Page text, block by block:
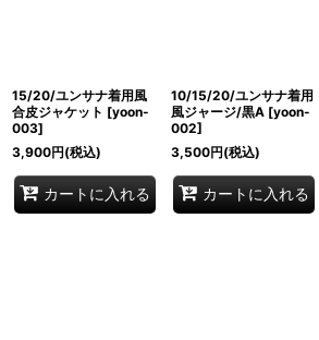
15/20/ユンサナ着用風
合皮ジャケット [yoon-
003]
3,900円(税込)
カートに入れる
10/15/20/ユンサナ着用
風ジャージ/黒A [yoon-
002]
3,500円(税込)
カートに入れる